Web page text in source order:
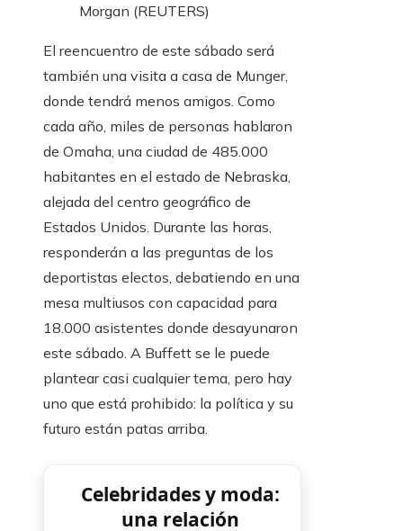
Morgan (REUTERS)
El reencuentro de este sábado será
también una visita a casa de Munger,
donde tendrá menos amigos. Como
cada año, miles de personas hablaron
de Omaha, una ciudad de 485.000
habitantes en el estado de Nebraska,
alejada del centro geográfico de
Estados Unidos. Durante las horas,
responderán a las preguntas de los
deportistas electos, debatiendo en una
mesa multiusos con capacidad para
18.000 asistentes donde desayunaron
este sábado. A Buffett se le puede
plantear casi cualquier tema, pero hay
uno que está prohibido: la política y su
futuro están patas arriba.
Celebridades y moda:
una relación